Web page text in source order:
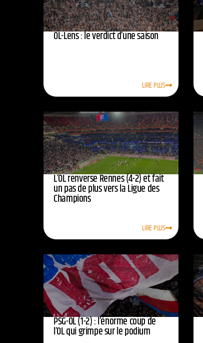
OL-Lens : le verdict d’une saison
LIRE PLUS
L’OL renverse Rennes (4-2) et fait
un pas de plus vers la Ligue des
Champions
LIRE PLUS
PSG-OL (1-2) : l’énorme coup de
l’OL qui grimpe sur le podium